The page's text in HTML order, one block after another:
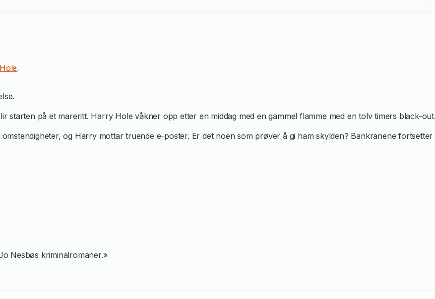
.
starten på et mareritt. Harry Hole våkner opp etter en middag med en gammel flamme med en tolv timers black-
og Harry mottar truende e-poster. Er det noen som prøver å gi ham skylden? Bankranene
Nesbøs kriminalromaner.»